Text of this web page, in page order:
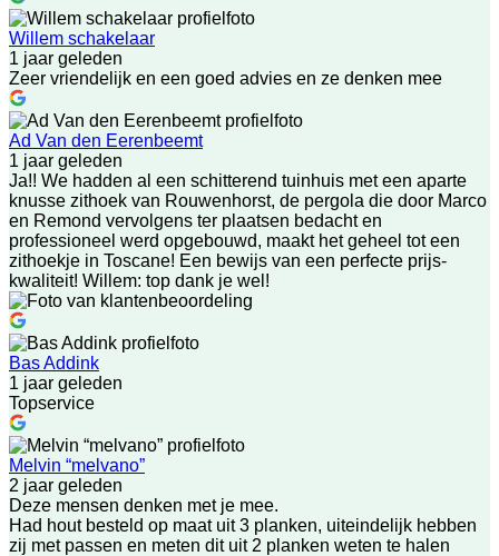
Willem schakelaar
1 jaar geleden
Zeer vriendelijk en een goed advies en ze denken mee
Ad Van den Eerenbeemt
1 jaar geleden
Ja!! We hadden al een schitterend tuinhuis met een aparte
knusse zithoek van Rouwenhorst, de pergola die door Marco
en Remond vervolgens ter plaatsen bedacht en
professioneel werd opgebouwd, maakt het geheel tot een
zithoekje in Toscane! Een bewijs van een perfecte prijs-
kwaliteit! Willem: top dank je wel!
Bas Addink
1 jaar geleden
Topservice
Melvin “melvano”
2 jaar geleden
Deze mensen denken met je mee.
Had hout besteld op maat uit 3 planken, uiteindelijk hebben
zij met passen en meten dit uit 2 planken weten te halen